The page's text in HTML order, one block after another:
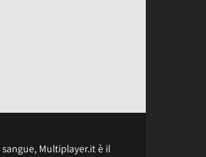
Multiplayer.it è il